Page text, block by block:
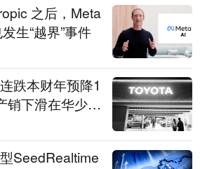
之后，Meta
生“越界”事件
跌本财年预降1
销下滑在华少卖
SeedRealtime